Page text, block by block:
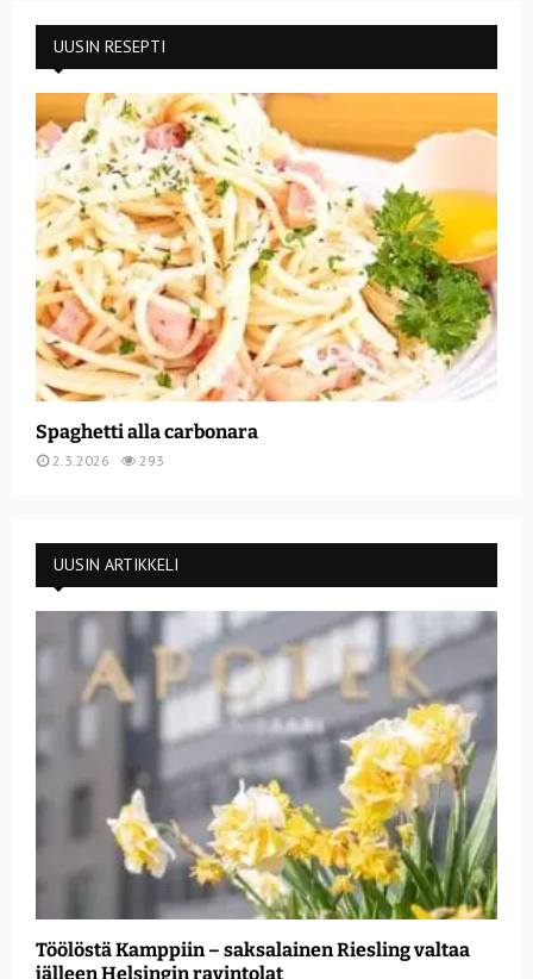
UUSIN RESEPTI
Spaghetti alla carbonara
2.3.2026 293
UUSIN ARTIKKELI
Töölöstä Kamppiin – saksalainen Riesling valtaa
jälleen Helsingin ravintolat